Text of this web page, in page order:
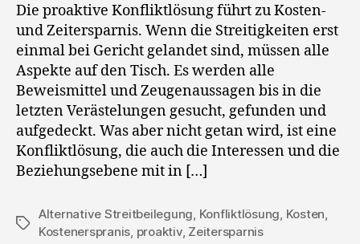
Die proaktive Konfliktlösung führt zu Kosten-
und Zeitersparnis. Wenn die Streitigkeiten erst
einmal bei Gericht gelandet sind, müssen alle
Aspekte auf den Tisch. Es werden alle
Beweismittel und Zeugenaussagen bis in die
letzten Verästelungen gesucht, gefunden und
aufgedeckt. Was aber nicht getan wird, ist eine
Konfliktlösung, die auch die Interessen und die
Beziehungsebene mit in […]
Schlagwörter
Alternative Streitbeilegung Konfliktlösung Kosten
Kostenerspranis proaktiv, Zeitersparnis